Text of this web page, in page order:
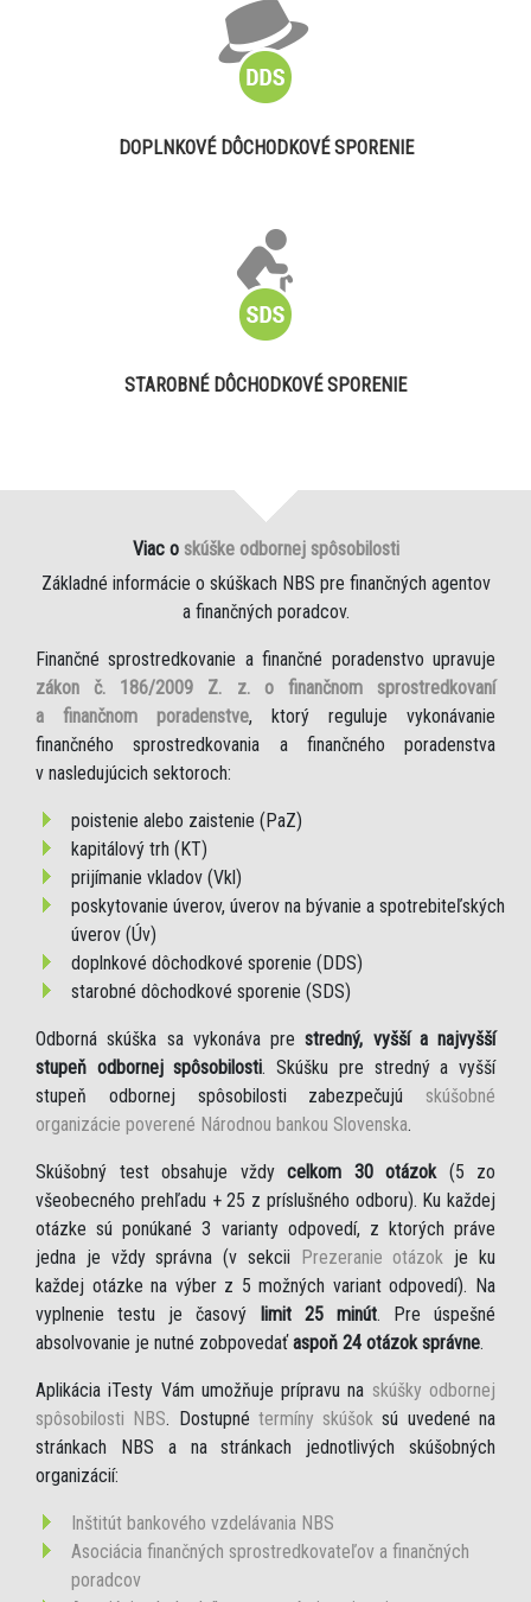
DOPLNKOVÉ DÔCHODKOVÉ SPORENIE
STAROBNÉ DÔCHODKOVÉ SPORENIE
Viac o skúške odbornej spôsobilosti
Základné informácie o skúškach NBS pre finančných agentov
a finančných poradcov.
Finančné sprostredkovanie a finančné poradenstvo upravuje
zákon č. 186/2009 Z. z. o finančnom sprostredkovaní
a finančnom poradenstve, ktorý reguluje vykonávanie
finančného sprostredkovania a finančného poradenstva
v nasledujúcich sektoroch:
poistenie alebo zaistenie (PaZ)
kapitálový trh (KT)
prijímanie vkladov (Vkl)
poskytovanie úverov, úverov na bývanie a spotrebiteľských
úverov (Úv)
doplnkové dôchodkové sporenie (DDS)
starobné dôchodkové sporenie (SDS)
Odborná skúška sa vykonáva prestredný, vyšší a najvyšší
stupeň odbornej spôsobilosti. Skúšku pre stredný a vyšší
stupeň odbornej spôsobilosti zabezpečujú skúšobné
organizácie poverené Národnou bankou Slovenska.
Skúšobný test obsahuje vždy celkom 30 otázok(5 zo
všeobecného prehľadu + 25 z príslušného odboru). Ku každej
otázke sú ponúkané 3 varianty odpovedí, z ktorých práve
jedna je vždy správna (v sekcii Prezeranie otázok je ku
každej otázke na výber z 5 možných variant odpovedí). Na
vyplnenie testu je časový limit 25 minút. Pre úspešné
absolvovanie je nutné zobpovedaťaspoň 24 otázok správne.
Aplikácia iTesty Vám umožňuje prípravu na skúšky odbornej
spôsobilosti NBS. Dostupné termíny skúšok sú uvedené na
stránkach NBS a na stránkach jednotlivých skúšobných
organizácií:
Inštitút bankového vzdelávania NBS
Asociácia finančných sprostredkovateľov a finančných
poradcov